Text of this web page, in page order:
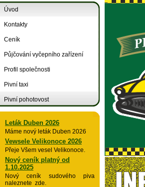
Úvod
Kontakty
Ceník
Půjčování vyčepního zařízení
Profil společnosti
Pivní taxi
Pivní pohotovost
Leták Duben 2026
Máme nový leták Duben 2026
Vewsele Velikonoce 2026
Přeje Všem vesel Velikonoce.
Nový ceník platný od
1.10.2025
Nový ceník sudového piva
naleznete zde.